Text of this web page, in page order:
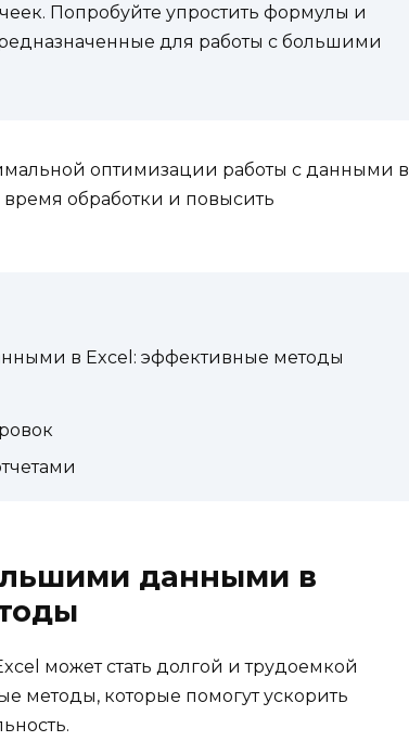
Попробуйте упростить формулы и
для работы с большими
оптимизации работы с данными в
время обработки и повысить
в Excel: эффективные методы
данными в
может стать долгой и трудоемкой
методы, которые помогут ускорить